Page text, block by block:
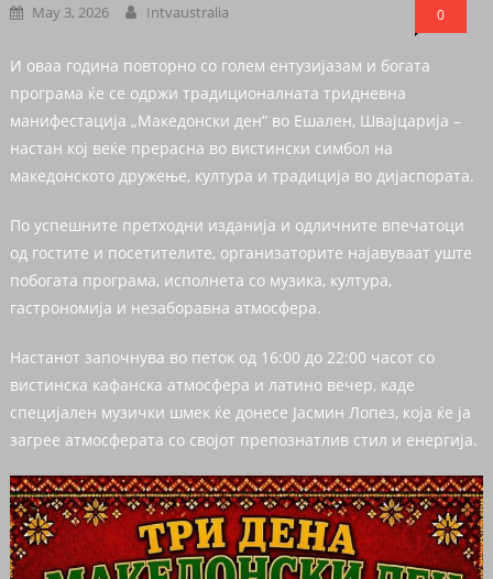
May 3, 2026 Intvaustralia 0
И оваа година повторно со голем ентузијазам и богата
програма ќе се одржи традиционалната тридневна
манифестација „Македонски ден“ во Ешален, Швајцарија –
настан кој веќе прерасна во вистински симбол на
македонското дружење, култура и традиција во дијаспората.
По успешните претходни изданија и одличните впечатоци
од гостите и посетителите, организаторите најавуваат уште
побогата програма, исполнета со музика, култура,
гастрономија и незаборавна атмосфера.
Настанот започнува во петок од 16:00 до 22:00 часот со
вистинска кафанска атмосфера и латино вечер, каде
специјален музички шмек ќе донесе Јасмин Лопез, која ќе ја
загрее атмосферата со својот препознатлив стил и енергија.